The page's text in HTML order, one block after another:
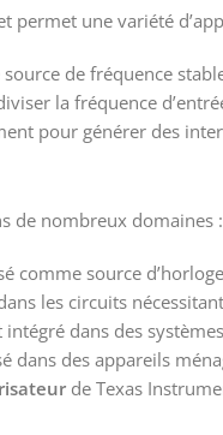
permet une variété
de fréquence
la fréquence
pour générer des
de nombreux domaines :
comme source
les circuits
intégré dans des
dans des appareils
de Texas